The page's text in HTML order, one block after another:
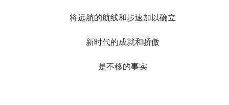
将远航的航线和步速加以确立
新时代的成就和骄傲
是不移的事实